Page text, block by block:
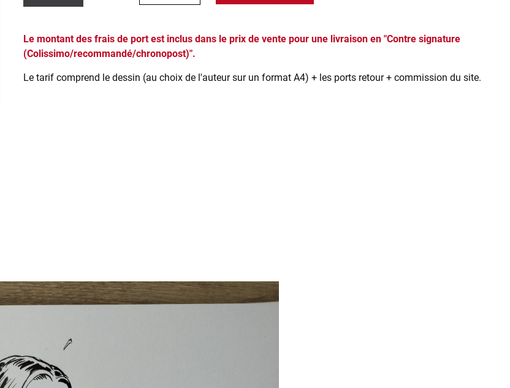
Le montant des frais de port est inclus dans le prix de vente pour une livraison en "Contre signature
(Colissimo/recommandé/chronopost)".
Le tarif comprend le dessin (au choix de l'auteur sur un format A4) + les ports retour + commission du site.